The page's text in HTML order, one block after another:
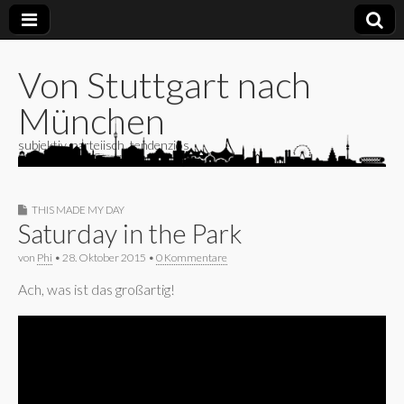
Von Stuttgart nach
München
subjektiv, parteiisch, tendenziös
THIS MADE MY DAY
Saturday in the Park
von Phi • 28. Oktober 2015 • 0 Kommentare
Ach, was ist das großartig!